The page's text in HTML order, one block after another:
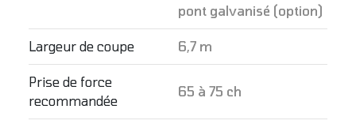
pont galvanisé (option)
Largeur de coupe 6,7 m
Prise de force
recommandée
65 à 75 ch